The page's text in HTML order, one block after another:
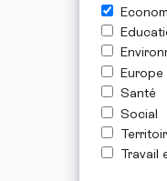
Europe
Santé
Social
Travail